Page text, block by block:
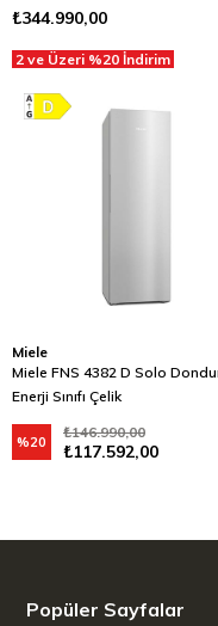
₺344.990,00
2 ve Üzeri %20 İndirim
Miele
Miele FNS 4382 D Solo
Enerji Sınıfı Çelik
₺117.592,00
₺146.990,00
%20
Popüler Sayfalar